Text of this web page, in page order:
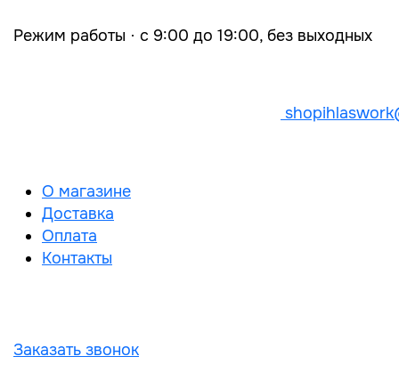
Режим работы · с 9:00 до 19:00, без выходных
О магазине
Доставка
Оплата
Контакты
Заказать звонок